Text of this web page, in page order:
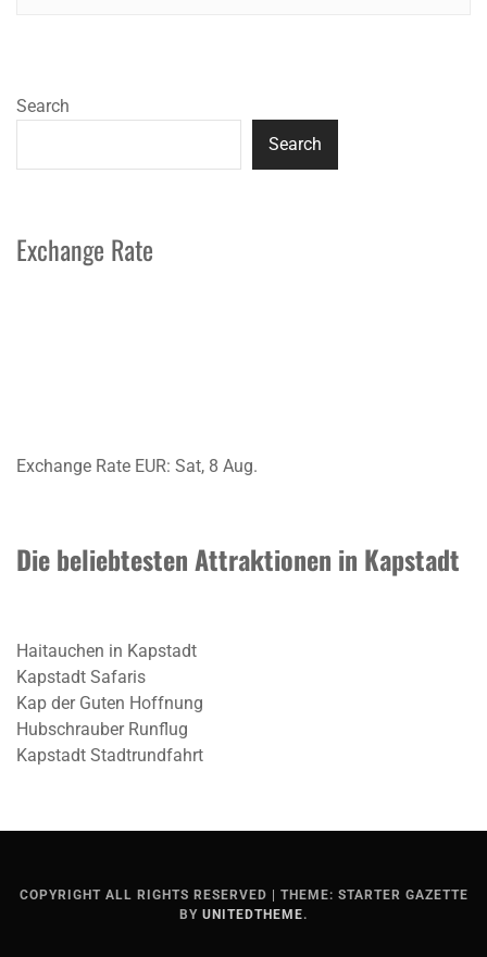
Search
Search
Exchange Rate
Exchange Rate EUR: Sat, 8 Aug.
Die beliebtesten Attraktionen in Kapstadt
Haitauchen in Kapstadt
Kapstadt Safaris
Kap der Guten Hoffnung
Hubschrauber Runflug
Kapstadt Stadtrundfahrt
COPYRIGHT ALL RIGHTS RESERVED
THEME: STARTER GAZETTE
BY UNITEDTHEME.